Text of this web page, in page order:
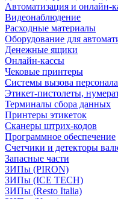
Автоматизация и онлайн-
Видеонаблюдение
Расходные материалы
Оборудование для
Денежные ящики
Онлайн-кассы
Чековые принтеры
Системы вызова персонала
Этикет-пистолеты,
Терминалы сбора данных
Принтеры этикеток
Сканеры штрих-кодов
Программное обеспечение
Счетчики и детекторы
Запасные части
ЗИПы (PIRON)
ЗИПы (ICE TECH)
ЗИПы (Resto Italia)